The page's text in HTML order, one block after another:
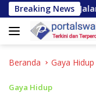
Langsung
ke
konten
Breaking News
Jalan Rusak
Beranda Gaya Hidup
Gaya Hidup